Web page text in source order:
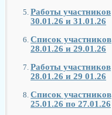
Работы участников
30.01.26 и 31.01.26
Список участников
28.01.26 и 29.01.26
Работы участников
28.01.26 и 29 01.26
Список участников
25.01.26 по 27.01.26